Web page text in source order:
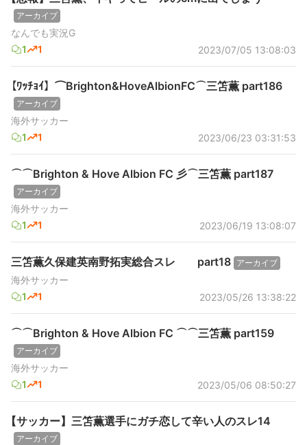
アーカイブ
なんでも実況G
1
1 2023/07/05 13:08:03
【ﾜｯﾁｮｲ】⌒Brighton&HoveAlbionFC⌒三笘薫 part186
アーカイブ
海外サッカー
1
1 2023/06/23 03:31:53
⌒⌒Brighton & Hove Albion FC 彡⌒三笘薫 part187
アーカイブ
海外サッカー
1
1 2023/06/19 13:08:07
三笘薫久保建英南野拓実総合スレ part18 アーカイブ
海外サッカー
1
1 2023/05/26 13:38:22
⌒⌒Brighton & Hove Albion FC ⌒⌒三笘薫 part159
アーカイブ
海外サッカー
1
1 2023/05/06 08:50:27
【サッカー】三笘薫選手にガチ恋して辛い人のスレ14
アーカイブ